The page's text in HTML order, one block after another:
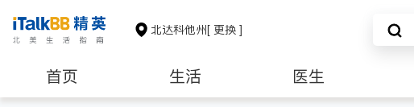
北达科他州[ 更换 ]
首页 生活 医生